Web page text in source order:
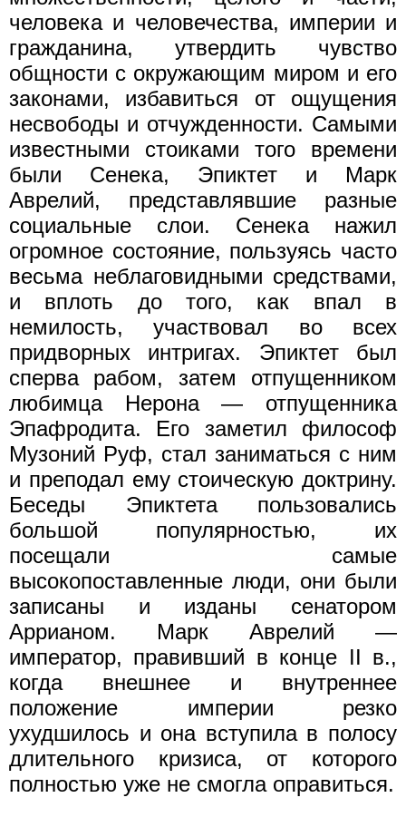
человека и человечества, империи и
гражданина, утвердить чувство
общности с окружающим миром и его
законами, избавиться от ощущения
несвободы и отчужденности. Самыми
известными стоиками того времени
были Сенека, Эпиктет и Марк
Аврелий, представлявшие разные
социальные слои. Сенека нажил
огромное состояние, пользуясь часто
весьма неблаговидными средствами,
и вплоть до того, как впал в
немилость, участвовал во всех
придворных интригах. Эпиктет был
сперва рабом, затем отпущенником
любимца Нерона — отпущенника
Эпафродита. Его заметил философ
Музоний Руф, стал заниматься с ним
и преподал ему стоическую доктрину.
Беседы Эпиктета пользовались
большой популярностью, их
посещали самые
высокопоставленные люди, они были
записаны и изданы сенатором
Аррианом. Марк Аврелий —
император, правивший в конце II в.,
когда внешнее и внутреннее
положение империи резко
ухудшилось и она вступила в полосу
длительного кризиса, от которого
полностью уже не смогла оправиться.